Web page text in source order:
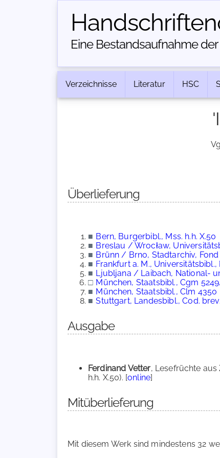
Eine Bestandsaufnahme
Verzeichnisse Literatur HSC
Überlieferung
■ Bern, Burgerbibl., Mss. h.h. X.50
■ Breslau / Wrocław,
■ Brünn / Brno, Stadtarchiv,
■ Frankfurt a. M., Universitätsbibl.,
■ Ljubljana / Laibach, National-
□ München, Staatsbibl., Cgm
■ München, Staatsbibl., Clm 4350
■ Stuttgart, Landesbibl., Cod.
Ausgabe
Ferdinand Vetter, Lesefrüchte aus
h.h. X.50). [online]
Mitüberlieferung
Mit diesem Werk sind mindestens 32